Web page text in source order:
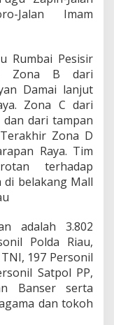
Jalan Imam
Rumbai Pesisir
Zona B dari
Damai lanjut
Zona C dari
dari tampan
Zona D
Raya. Tim
terhadap
di belakang Mall
adalah 3.802
Polda Riau,
197 Personil
Satpol PP,
Banser serta
dan tokoh